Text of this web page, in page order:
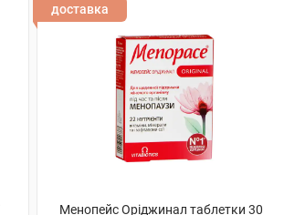
доставка
Менопейс Оріджинал таблетки 30